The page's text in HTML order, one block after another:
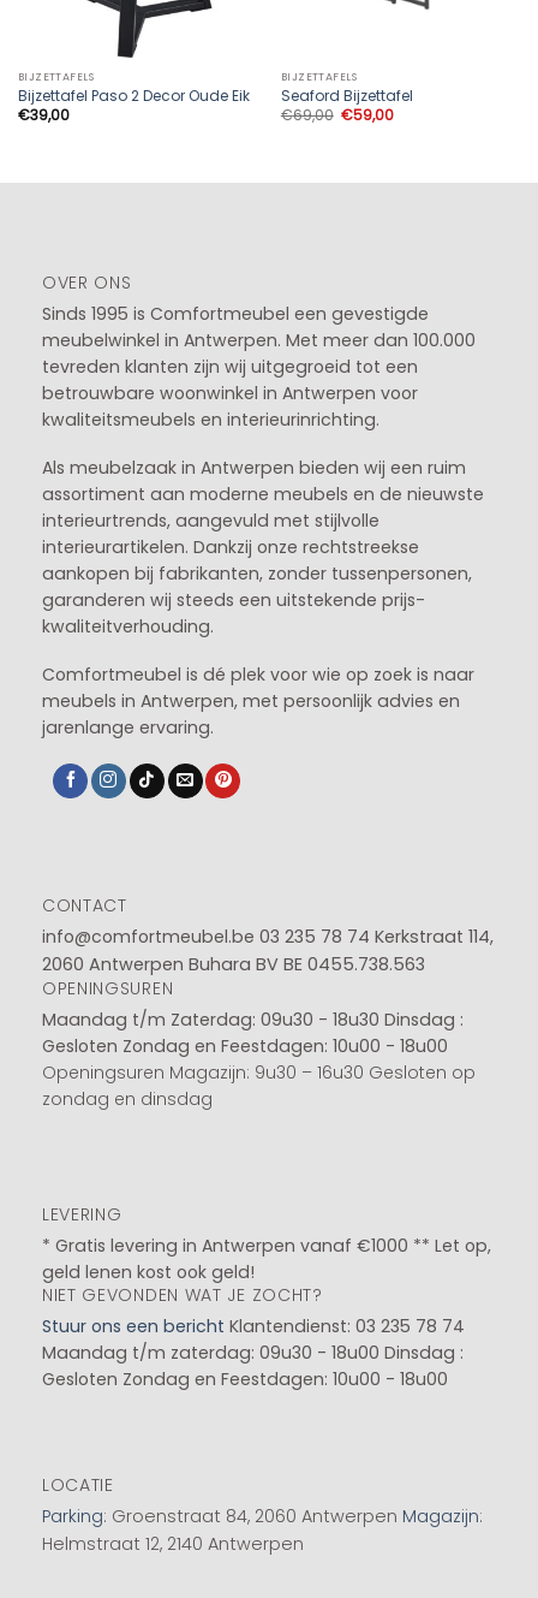
BIJZETTAFELS
Bijzettafel Paso 2 Decor Oude Eik
€39,00
BIJZETTAFELS
Seaford Bijzettafel
€69,00 Oorspronkelijke
prijs
€59,00Huidige
OVER ONS
Sinds 1995 is Comfortmeubel een gevestigde
meubelwinkel in Antwerpen. Met meer dan 100.000
tevreden klanten zijn wij uitgegroeid tot een
betrouwbare woonwinkel in Antwerpen voor
kwaliteitsmeubels en interieurinrichting.
Als meubelzaak in Antwerpen bieden wij een ruim
assortiment aan moderne meubels en de nieuwste
interieurtrends, aangevuld met stijlvolle
interieurartikelen. Dankzij onze rechtstreekse
aankopen bij fabrikanten, zonder tussenpersonen,
garanderen wij steeds een uitstekende prijs-
kwaliteitverhouding.
Comfortmeubel is dé plek voor wie op zoek is naar
meubels in Antwerpen, met persoonlijk advies en
jarenlange ervaring.
CONTACT
info@comfortmeubel.be 03 235 78 74 Kerkstraat 114,
2060 Antwerpen Buhara BV BE 0455.738.563
OPENINGSUREN
Maandag t/m Zaterdag: 09u30 - 18u30 Dinsdag :
Gesloten Zondag en Feestdagen: 10u00 - 18u00
Openingsuren Magazijn: 9u30 – 16u30 Gesloten op
zondag en dinsdag
LEVERING
* Gratis levering in Antwerpen vanaf €1000 ** Let op,
geld lenen kost ook geld!
NIET GEVONDEN WAT JE ZOCHT?
Stuur ons een bericht Klantendienst: 03 235 78 74
Maandag t/m zaterdag: 09u30 - 18u00 Dinsdag :
Gesloten Zondag en Feestdagen: 10u00 - 18u00
LOCATIE
Parking: Groenstraat 84, 2060 Antwerpen Magazijn:
Helmstraat 12, 2140 Antwerpen